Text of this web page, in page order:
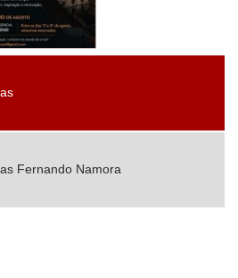
Fernando Namora